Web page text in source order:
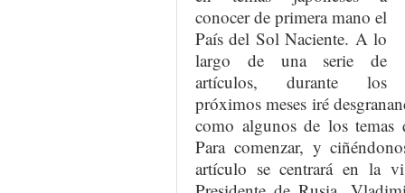
conocer de primera mano el
País del Sol Naciente. A lo
largo de una serie de
artículos, durante los
próximos meses iré
como algunos de los
Para comenzar, y
artículo se centrará en la